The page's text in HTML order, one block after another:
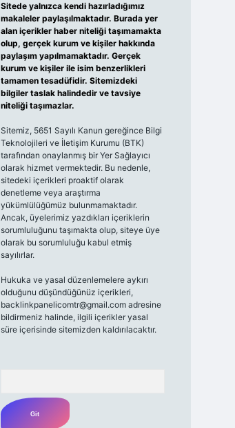
Sitede yalnızca kendi hazırladığımız
makaleler paylaşılmaktadır. Burada yer
alan içerikler haber niteliği taşımamakta
olup, gerçek kurum ve kişiler hakkında
paylaşım yapılmamaktadır. Gerçek
kurum ve kişiler ile isim benzerlikleri
tamamen tesadüfidir. Sitemizdeki
bilgiler taslak halindedir ve tavsiye
niteliği taşımazlar.
Sitemiz, 5651 Sayılı Kanun gereğince Bilgi
Teknolojileri ve İletişim Kurumu (BTK)
tarafından onaylanmış bir Yer Sağlayıcı
olarak hizmet vermektedir. Bu nedenle,
sitedeki içerikleri proaktif olarak
denetleme veya araştırma
yükümlülüğümüz bulunmamaktadır.
Ancak, üyelerimiz yazdıkları içeriklerin
sorumluluğunu taşımakta olup, siteye üye
olarak bu sorumluluğu kabul etmiş
sayılırlar.
Hukuka ve yasal düzenlemelere aykırı
olduğunu düşündüğünüz içerikleri,
backlinkpanelicomtr@gmail.comadresine
bildirmeniz halinde, ilgili içerikler yasal
süre içerisinde sitemizden kaldırılacaktır.